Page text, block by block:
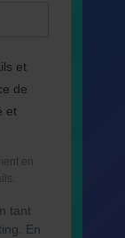
et
de
et
en
tant
En